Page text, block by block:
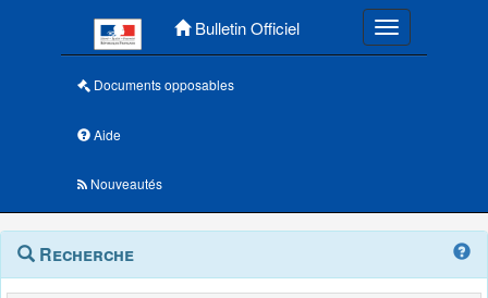
Bulletin Officiel Toggle
Documents opposables
Aide
Nouveautés
Navigation
outils
Menu
contextuel
Recherche